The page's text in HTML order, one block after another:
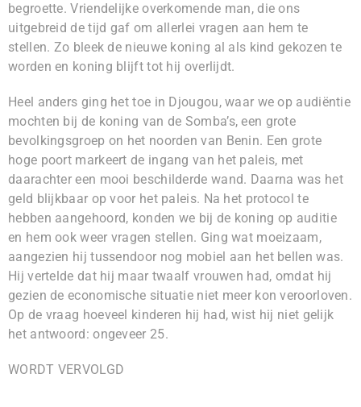
begroette. Vriendelijke overkomende man, die ons
uitgebreid de tijd gaf om allerlei vragen aan hem te
stellen. Zo bleek de nieuwe koning al als kind gekozen te
worden en koning blijft tot hij overlijdt.
Heel anders ging het toe in Djougou, waar we op audiëntie
mochten bij de koning van de Somba’s, een grote
bevolkingsgroep on het noorden van Benin. Een grote
hoge poort markeert de ingang van het paleis, met
daarachter een mooi beschilderde wand. Daarna was het
geld blijkbaar op voor het paleis. Na het protocol te
hebben aangehoord, konden we bij de koning op auditie
en hem ook weer vragen stellen. Ging wat moeizaam,
aangezien hij tussendoor nog mobiel aan het bellen was.
Hij vertelde dat hij maar twaalf vrouwen had, omdat hij
gezien de economische situatie niet meer kon veroorloven.
Op de vraag hoeveel kinderen hij had, wist hij niet gelijk
het antwoord: ongeveer 25.
WORDT VERVOLGD